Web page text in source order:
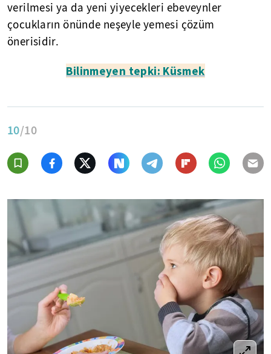
verilmesi ya da yeni yiyecekleri ebeveynler
çocukların önünde neşeyle yemesi çözüm
önerisidir.
Bilinmeyen tepki: Küsmek
10/10